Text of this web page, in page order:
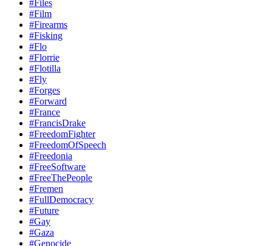
#Files
#Film
#Firearms
#Fisking
#Flo
#Florrie
#Flotilla
#Fly
#Forges
#Forward
#France
#FrancisDrake
#FreedomFighter
#FreedomOfSpeech
#Freedonia
#FreeSoftware
#FreeThePeople
#Fremen
#FullDemocracy
#Future
#Gay
#Gaza
#Genocide